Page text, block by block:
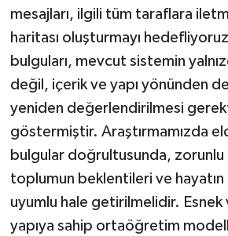
mesajları, ilgili tüm taraflara
haritası oluşturmayı
bulguları, mevcut sistemin
değil, içerik ve yapı yönünden
yeniden değerlendirilmesi
göstermiştir. Araştırmamızda
bulgular doğrultusunda,
toplumun beklentileri ve
uyumlu hale getirilmelidir.
yapıya sahip ortaöğretim